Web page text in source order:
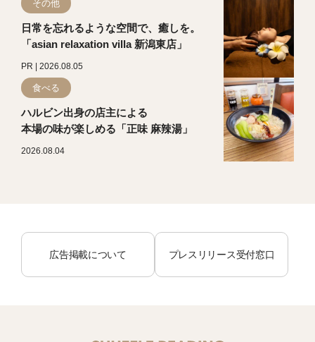
その他
日常を忘れるような空間で、癒しを。
「asian relaxation villa 新潟東店」
PR | 2026.08.05
食べる
ハルビン出身の店主による
本場の味が楽しめる「正味 麻辣湯」
2026.08.04
広告掲載について プレスリリース受付窓口